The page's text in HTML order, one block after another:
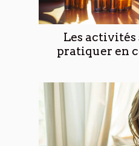
Les activités
pratiquer en